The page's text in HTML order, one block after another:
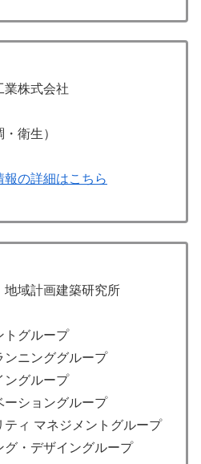
業株式会社
衛生）
報の詳細はこちら
域計画建築研究所
トグループ
ンニンググループ
ングループ
ーショングループ
ティ マネジメントグループ
グ・デザイングループ